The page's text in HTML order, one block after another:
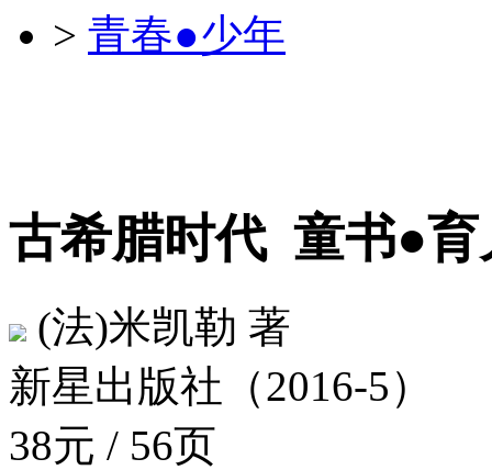
> 青春●少年
古希腊时代 童书●育
(法)米凯勒 著
新星出版社（2016-5）
38元 / 56页